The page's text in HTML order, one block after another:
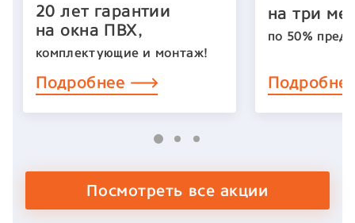
20 лет гарантии
на окна ПВХ,
комплектующие и монтаж!
Подробнее
на три
по 50%
Посмотреть все акции